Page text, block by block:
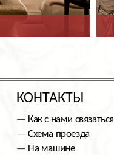
КОНТАКТЫ
Как с нами связаться
Схема проезда
На машине